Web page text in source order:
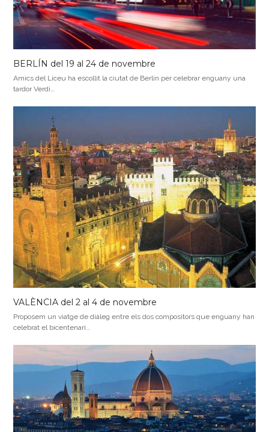
BERLÍN del 19 al 24 de novembre
Amics del Liceu ha escollit la ciutat de Berlín per celebrar enguany una
tardor Verdi…
VALÈNCIA del 2 al 4 de novembre
Proposem un viatge de diàleg entre els dos compositors que enguany han
celebrat el bicentenari…